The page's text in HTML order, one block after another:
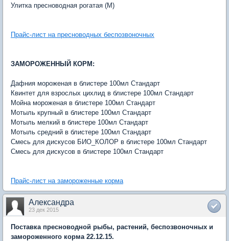
Улитка пресноводная рогатая (M)
Прайс-лист на пресноводных беспозвоночных
ЗАМОРОЖЕННЫЙ КОРМ:
Дафния мороженая в блистере 100мл Стандарт
Квинтет для взрослых цихлид в блистере 100мл Стандарт
Мойна мороженая в блистере 100мл Стандарт
Мотыль крупный в блистере 100мл Стандарт
Мотыль мелкий в блистере 100мл Стандарт
Мотыль средний в блистере 100мл Стандарт
Смесь для дискусов БИО_КОЛОР в блистере 100мл Стандарт
Смесь для дискусов в блистере 100мл Стандарт
Прайс-лист на замороженные корма
Александра
23 дек 2015
Поставка пресноводной рыбы, растений, беспозвоночных и
замороженного корма 22.12.15.